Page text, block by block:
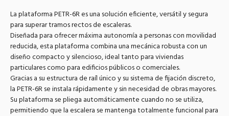
La plataforma PETR-6R es una solución eficiente, versátil y segura
para superar tramos rectos de escaleras.
Diseñada para ofrecer máxima autonomía a personas con movilidad
reducida, esta plataforma combina una mecánica robusta con un
diseño compacto y silencioso, ideal tanto para viviendas
particulares como para edificios públicos o comerciales.
Gracias a su estructura de raíl único y su sistema de fijación discreto,
la PETR-6R se instala rápidamente y sin necesidad de obras mayores.
Su plataforma se pliega automáticamente cuando no se utiliza,
permitiendo que la escalera se mantenga totalmente funcional para